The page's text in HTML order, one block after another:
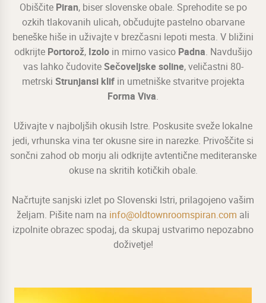
Obiščite Piran, biser slovenske obale. Sprehodite se po
ozkih tlakovanih ulicah, občudujte pastelno obarvane
beneške hiše in uživajte v brezčasni lepoti mesta. V bližini
odkrijte Portorož, Izoloin mirno vasico Padna. Navdušijo
vas lahko čudoviteSečoveljske soline, veličastni 80-
metrski Strunjansi klifin umetniške stvaritve projekta
Forma Viva.
Uživajte v najboljših okusih Istre. Poskusite sveže lokalne
jedi, vrhunska vina ter okusne sire in narezke. Privoščite si
sončni zahod ob morju ali odkrijte avtentične mediteranske
okuse na skritih kotičkih obale.
Načrtujte sanjski izlet po Slovenski Istri, prilagojeno vašim
željam. Pišite nam na info@oldtownroomspiran.com ali
izpolnite obrazec spodaj, da skupaj ustvarimo nepozabno
doživetje!